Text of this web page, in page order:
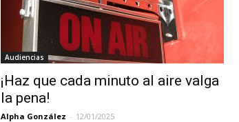
Audiencias
¡Haz que cada minuto al aire valga
la pena!
Alpha González - 12/01/2025